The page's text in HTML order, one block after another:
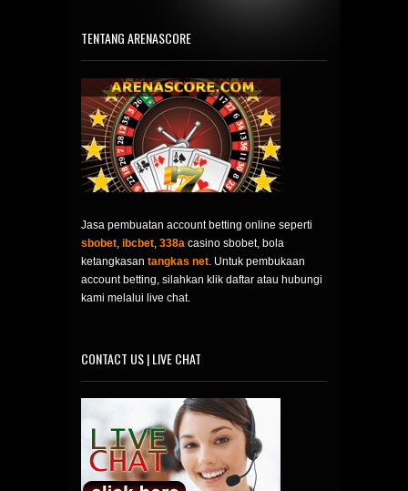
TENTANG ARENASCORE
Jasa pembuatan account betting online seperti
sbobet, ibcbet, 338a casino sbobet, bola
ketangkasan tangkas net. Untuk pembukaan
account betting, silahkan klik daftar atau hubungi
kami melalui live chat.
CONTACT US | LIVE CHAT